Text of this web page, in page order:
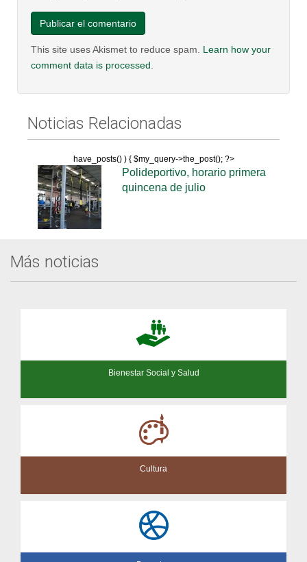
This site uses Akismet to reduce spam. Learn how your
comment data is processed
Noticias Relacionadas
have_posts() ) { $my_query->the_post(); ?>
Polideportivo, horario primera
quincena de julio
Más noticias
Bienestar Social y Salud
Cultura